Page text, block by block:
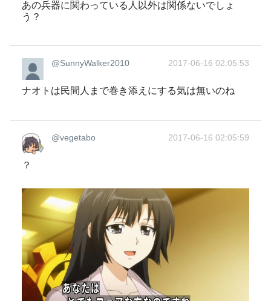
あの兵器に関わっている人以外は関係ないでしょ
う？
@SunnyWalker2010 2017-06-16 02:05:53
ナオトは民間人まで巻き添えにする気は無いのね
@vegetabo 2017-06-16 02:05:59
？